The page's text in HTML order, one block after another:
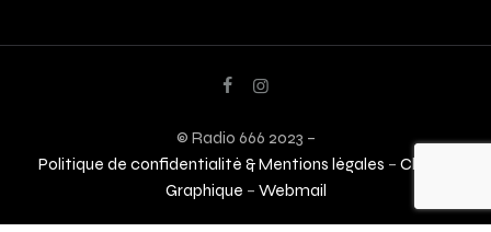
© Radio 666 2023 –
Politique de confidentialité & Mentions légales – Charte
Graphique – Webmail